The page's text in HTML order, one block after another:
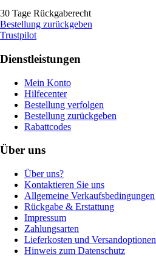
30 Tage Rückgaberecht
Bestellung zurückgeben
Trustpilot
Dienstleistungen
Mein Konto
Hilfecenter
Bestellung verfolgen
Bestellung zurückgeben
Rabattcodes
Über uns
Über uns?
Kontaktieren Sie uns
Allgemeine Verkaufsbedingungen
Rückgabe & Erstattung
Impressum
Zahlungsarten
Lieferkosten und Versandoptionen
Hinweis zum Datenschutz